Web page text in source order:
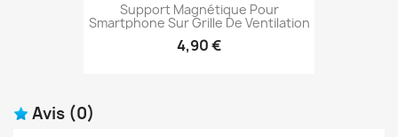
Support Magnétique Pour
Smartphone Sur Grille De Ventilation
4,90 €
Avis (0)